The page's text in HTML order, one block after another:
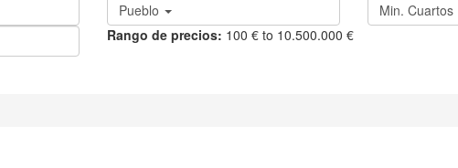
Pueblo
Min. Cuartos
Rango de precios: 100 € to 10.500.000 €